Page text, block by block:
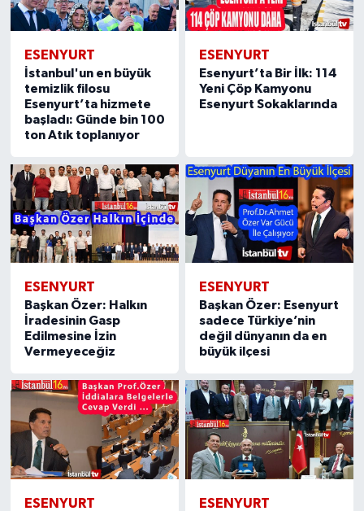
ESENYURT
İstanbul'un en büyük
temizlik filosu
Esenyurt’ta hizmete
başladı: Günde bin 100
ton Atık toplanıyor
ESENYURT
Esenyurt’ta Bir İlk: 114
Yeni Çöp Kamyonu
Esenyurt Sokaklarında
ESENYURT
Başkan Özer: Halkın
İradesinin Gasp
Edilmesine İzin
Vermeyeceğiz
ESENYURT
Başkan Özer: Esenyurt
sadece Türkiye’nin
değil dünyanın da en
büyük ilçesi
ESENYURT ESENYURT